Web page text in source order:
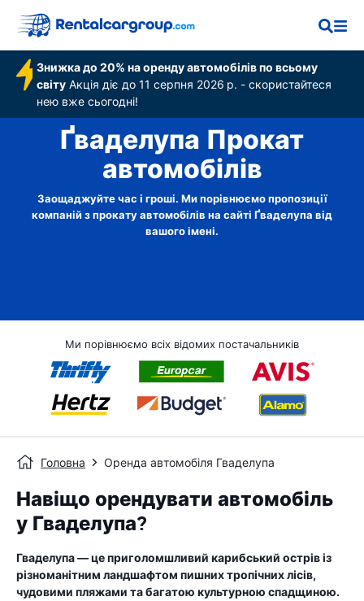
Знижка до 20% на оренду автомобілів по всьому
світу Акція діє до 11 серпня 2026 р. - скористайтеся
нею вже сьогодні!
Ґваделупа Прокат
автомобілів
Заощаджуйте час і гроші. Ми порівнюємо пропозиції
компаній з прокату автомобілів на сайті Ґваделупа від
вашого імені.
Ми порівнюємо всіх відомих постачальників
Головна Оренда автомобіля Гваделупа
Навіщо орендувати автомобіль
у Гваделупа?
Гваделупа — це приголомшливий карибський острів із
різноманітним ландшафтом пишних тропічних лісів,
чудовими пляжами та багатою культурною спадщиною.